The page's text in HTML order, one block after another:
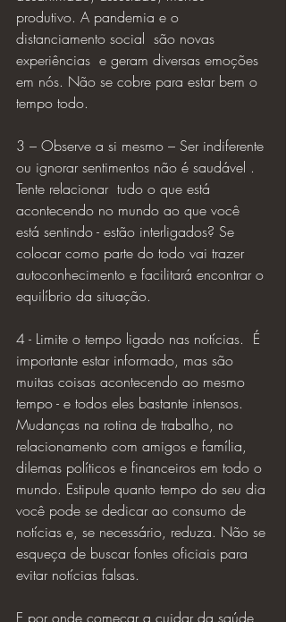
produtivo. A pandemia e o
distanciamento social  são novas
experiências  e geram diversas emoções
em nós. Não se cobre para estar bem o
tempo todo.
3 – Observe a si mesmo – Ser indiferente
ou ignorar sentimentos não é saudável .
Tente relacionar  tudo o que está
acontecendo no mundo ao que você
está sentindo - estão interligados? Se
colocar como parte do todo vai trazer
autoconhecimento e facilitará encontrar o
equilíbrio da situação.
4 - Limite o tempo ligado nas notícias.  É
importante estar informado, mas são
muitas coisas acontecendo ao mesmo
tempo - e todos eles bastante intensos.
Mudanças na rotina de trabalho, no
relacionamento com amigos e família,
dilemas políticos e financeiros em todo o
mundo. Estipule quanto tempo do seu dia
você pode se dedicar ao consumo de
notícias e, se necessário, reduza. Não se
esqueça de buscar fontes oficiais para
evitar notícias falsas.
E por onde começar a cuidar da saúde